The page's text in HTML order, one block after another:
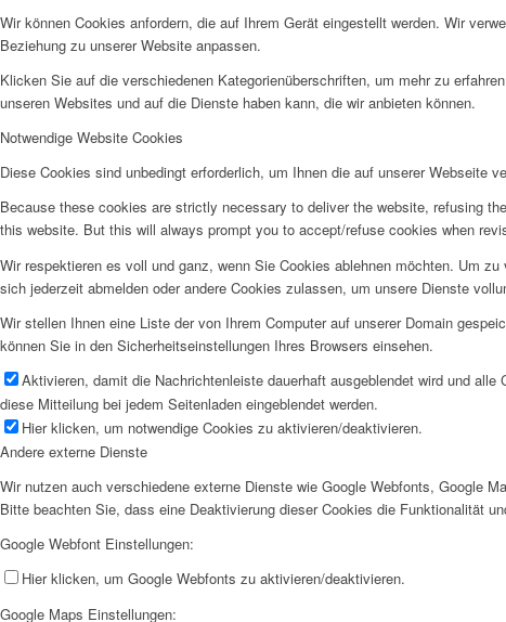
Wir können Cookies anfordern, die auf Ihrem Gerät eingestellt werden. Wir
Beziehung zu unserer Website anpassen.
Klicken Sie auf die verschiedenen Kategorienüberschriften, um mehr zu
unseren Websites und auf die Dienste haben kann, die wir anbieten können.
Notwendige Website Cookies
Diese Cookies sind unbedingt erforderlich, um Ihnen die auf unserer Webseite
Because these cookies are strictly necessary to deliver the website, refusing
this website. But this will always prompt you to accept/refuse cookies when
Wir respektieren es voll und ganz, wenn Sie Cookies ablehnen möchten. Um
sich jederzeit abmelden oder andere Cookies zulassen, um unsere Dienste
Wir stellen Ihnen eine Liste der von Ihrem Computer auf unserer Domain
können Sie in den Sicherheitseinstellungen Ihres Browsers einsehen.
Aktivieren, damit die Nachrichtenleiste dauerhaft ausgeblendet wird und
diese Mitteilung bei jedem Seitenladen eingeblendet werden.
Hier klicken, um notwendige Cookies zu aktivieren/deaktivieren.
Andere externe Dienste
Wir nutzen auch verschiedene externe Dienste wie Google Webfonts, Google
Bitte beachten Sie, dass eine Deaktivierung dieser Cookies die Funktionalität
Google Webfont Einstellungen:
Hier klicken, um Google Webfonts zu aktivieren/deaktivieren.
Google Maps Einstellungen: